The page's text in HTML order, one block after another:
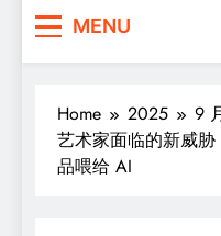
MENU
Home 2025 9
艺术家面临的新威
品喂给 AI